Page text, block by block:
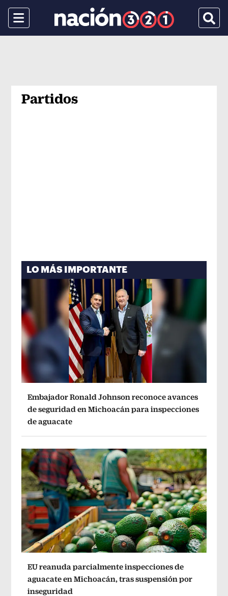
Menu
Partidos
LO MÁS IMPORTANTE
Embajador Ronald Johnson reconoce avances
de seguridad en Michoacán para inspecciones
de aguacate
EU reanuda parcialmente inspecciones de
aguacate en Michoacán, tras suspensión por
inseguridad